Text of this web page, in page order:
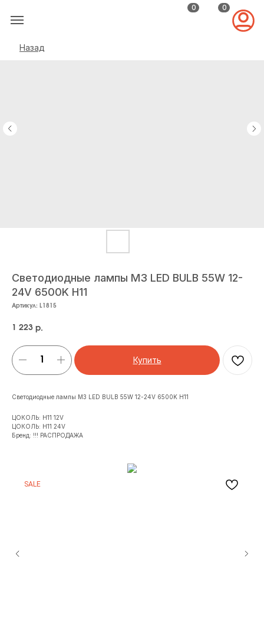
0 0
Назад
Светодиодные лампы M3 LED BULB 55W 12-
24V 6500K H11
Артикул: L1815
1 223 р.
Купить
Светодиодные лампы M3 LED BULB 55W 12-24V 6500K H11
ЦОКОЛЬ: H11 12V
ЦОКОЛЬ: H11 24V
Бренд: !!! РАСПРОДАЖА
SALE